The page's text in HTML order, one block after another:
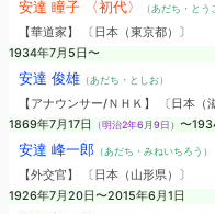
安達 瞳子 〈初代〉 （あだち・とう
【華道家】 〔日本（東京都）〕
1934年7月5日〜
安達 俊雄（あだち・としお）
【アナウンサー/ＮＨＫ】 〔日本（
1869年7月17日
（明治2年6月9日） 〜
安達 峰一郎（あだち・みねいちろう）
【外交官】 〔日本（山形県）〕
1926年7月20日〜2015年6月1日